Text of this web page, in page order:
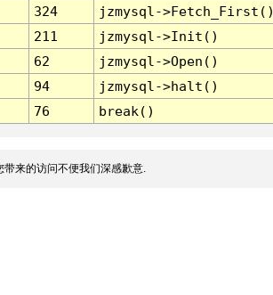
324
jzmysql-
211
jzmysql->Init()
62
jzmysql->Open()
94
jzmysql->halt()
76 break()
来的访问不便我们深感歉意.